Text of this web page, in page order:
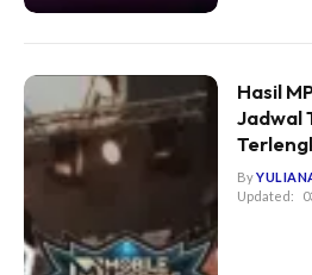
Hasil
Jadwal
By
Updated: